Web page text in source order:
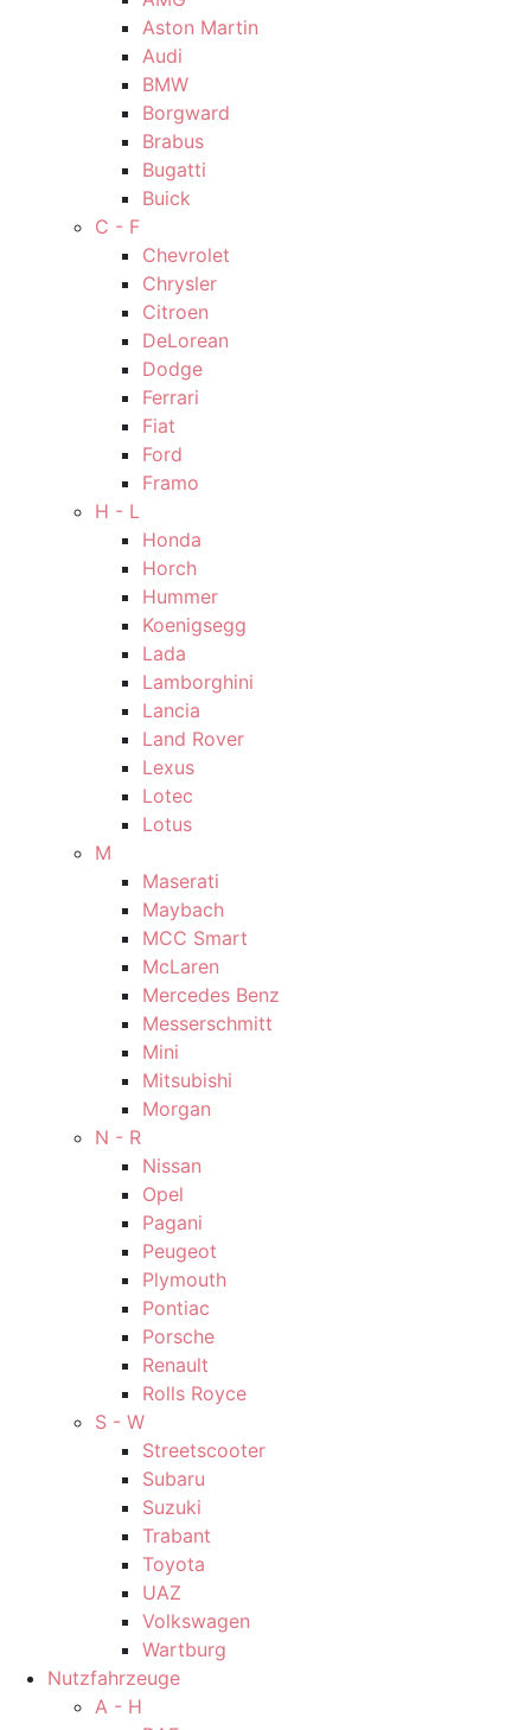
Aston Martin
Audi
BMW
Borgward
Brabus
Bugatti
Buick
C - F
Chevrolet
Chrysler
Citroen
DeLorean
Dodge
Ferrari
Fiat
Ford
Framo
H - L
Honda
Horch
Hummer
Koenigsegg
Lada
Lamborghini
Lancia
Land Rover
Lexus
Lotec
Lotus
M
Maserati
Maybach
MCC Smart
McLaren
Mercedes Benz
Messerschmitt
Mini
Mitsubishi
Morgan
N - R
Nissan
Opel
Pagani
Peugeot
Plymouth
Pontiac
Porsche
Renault
Rolls Royce
S - W
Streetscooter
Subaru
Suzuki
Trabant
Toyota
UAZ
Volkswagen
Wartburg
Nutzfahrzeuge
A - H